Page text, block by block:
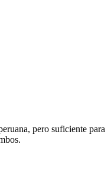
pero suficiente para